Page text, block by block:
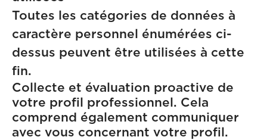
Toutes les catégories de données à
caractère personnel énumérées ci-
dessus peuvent être utilisées à cette
fin.
Collecte et évaluation proactive de
votre profil professionnel. Cela
comprend également communiquer
avec vous concernant votre profil.